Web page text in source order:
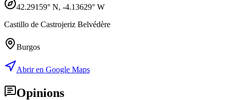
42.29159° N, -4.13629° W
Castillo de Castrojeriz Belvédère
Burgos
Abrir en Google Maps
Opinions